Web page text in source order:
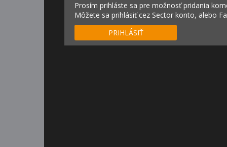
Prosím prihláste sa pre možnosť pridania
Môžete sa prihlásiť cez Sector konto, alebo
PRIHLÁSIŤ